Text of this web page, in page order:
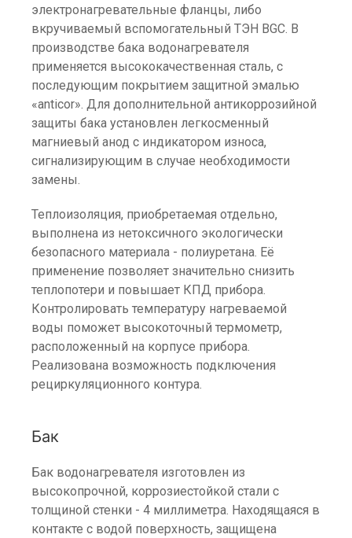
электронагревательные фланцы, либо
вкручиваемый вспомогательный ТЭН BGC. В
производстве бака водонагревателя
применяется высококачественная сталь, с
последующим покрытием защитной эмалью
«anticor». Для дополнительной антикоррозийной
защиты бака установлен легкосменный
магниевый анод с индикатором износа,
сигнализирующим в случае необходимости
замены.
Теплоизоляция, приобретаемая отдельно,
выполнена из нетоксичного экологически
безопасного материала - полиуретана. Её
применение позволяет значительно снизить
теплопотери и повышает КПД прибора.
Контролировать температуру нагреваемой
воды поможет высокоточный термометр,
расположенный на корпусе прибора.
Реализована возможность подключения
рециркуляционного контура.
Бак
Бак водонагревателя изготовлен из
высокопрочной, коррозиестойкой стали с
толщиной стенки - 4 миллиметра. Находящаяся в
контакте с водой поверхность, защищена